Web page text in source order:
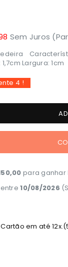
Sem Juros
Largura: 1cm
4 !
para ganhar
entre10/08/2026
em até